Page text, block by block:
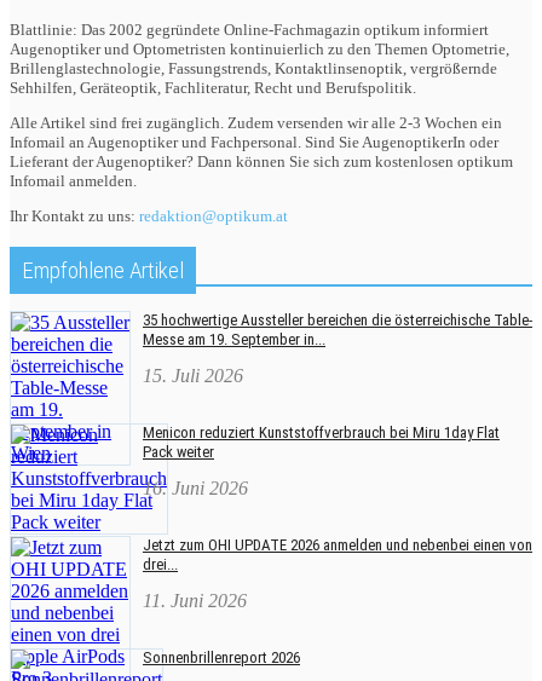
Blattlinie: Das 2002 gegründete Online-Fachmagazin optikum informiert
Augenoptiker und Optometristen kontinuierlich zu den Themen Optometrie,
Brillenglastechnologie, Fassungstrends, Kontaktlinsenoptik, vergrößernde
Sehhilfen, Geräteoptik, Fachliteratur, Recht und Berufspolitik.
Alle Artikel sind frei zugänglich. Zudem versenden wir alle 2-3 Wochen ein
Infomail an Augenoptiker und Fachpersonal. Sind Sie AugenoptikerIn oder
Lieferant der Augenoptiker? Dann können Sie sich zum kostenlosen optikum
Infomail anmelden.
Ihr Kontakt zu uns: redaktion@optikum.at
Empfohlene Artikel
35 hochwertige Aussteller bereichen die österreichische Table-
Messe am 19. September in...
15. Juli 2026
Menicon reduziert Kunststoffverbrauch bei Miru 1day Flat
Pack weiter
16. Juni 2026
Jetzt zum OHI UPDATE 2026 anmelden und nebenbei einen von
drei...
11. Juni 2026
Sonnenbrillenreport 2026